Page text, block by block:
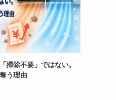
掃除不要」ではない。
う理由